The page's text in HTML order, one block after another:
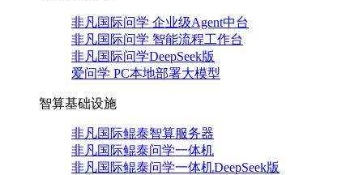
非凡国际问学 企业级Agent中台
非凡国际问学 智能流程工作台
非凡国际问学DeepSeek版
爱问学 PC本地部署大模型
智算基础设施
非凡国际鲲泰智算服务器
非凡国际鲲泰问学一体机
非凡国际鲲泰问学一体机DeepSeek版